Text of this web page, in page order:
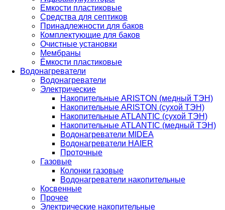
Емкости пластиковые
Средства для септиков
Принадлежности для баков
Комплектующие для баков
Очистные установки
Мембраны
Ёмкости пластиковые
Водонагреватели
Водонагреватели
Электрические
Накопительные ARISTON (медный ТЭН)
Накопительные ARISTON (сухой ТЭН)
Накопительные ATLANTIC (сухой ТЭН)
Накопительные ATLANTIC (медный ТЭН)
Водонагреватели MIDEA
Водонагреватели HAIER
Проточные
Газовые
Колонки газовые
Водонагреватели накопительные
Косвенные
Прочее
Электрические накопительные